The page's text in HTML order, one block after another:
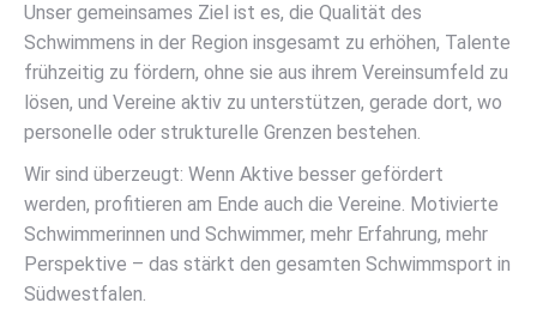
Unser gemeinsames Ziel ist es, die Qualität des
Schwimmens in der Region insgesamt zu erhöhen, Talente
frühzeitig zu fördern, ohne sie aus ihrem Vereinsumfeld zu
lösen, und Vereine aktiv zu unterstützen, gerade dort, wo
personelle oder strukturelle Grenzen bestehen.
Wir sind überzeugt: Wenn Aktive besser gefördert
werden, profitieren am Ende auch die Vereine. Motivierte
Schwimmerinnen und Schwimmer, mehr Erfahrung, mehr
Perspektive – das stärkt den gesamten Schwimmsport in
Südwestfalen.